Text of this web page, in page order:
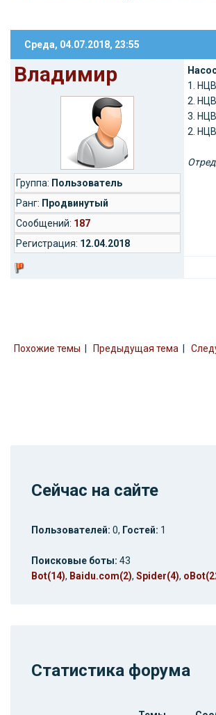
Среда, 04.07.2018, 23:55
Владимир
Группа: Пользователь
Ранг: Продвинутый
Cообщений: 187
Регистрация: 12.04.2018
1.
2.
3.
2.
Похожие темы Предыдущая тема
Сейчас на сайте
Пользователей: 0, Гостей: 1
Поисковые боты: 43
Bot(14), Baidu.com(2), Spider(4),
Статистика форума